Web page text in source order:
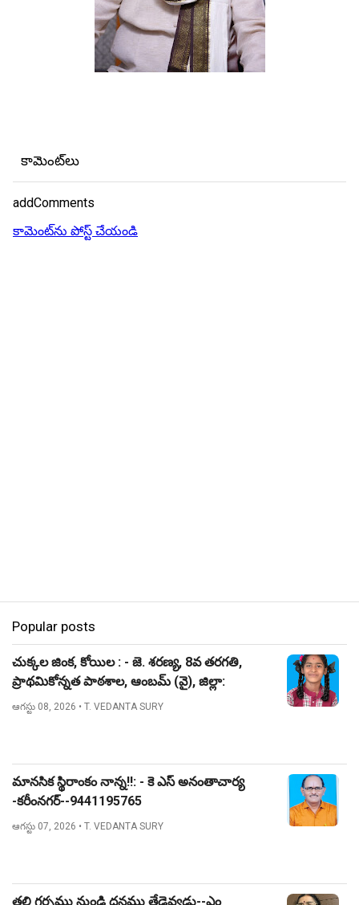
కామెంట్‌లు
addComments
కామెంట్‌ను పోస్ట్ చేయండి
Popular posts
చుక్కల జింక, కోయిల : - జె. శరణ్య, 8వ తరగతి,
ప్రాథమికోన్నత పాఠశాల, ఆంబమ్ (వై), జిల్లా:
నిజామాబాద్.
ఆగస్టు 08, 2026 • T. VEDANTA SURY
మానసిక స్థిరాంకం నాన్న!!: - కె ఎస్ అనంతాచార్య
-కరీంనగర్--9441195765
ఆగస్టు 07, 2026 • T. VEDANTA SURY
తల్లి గర్భము నుండి ధనము తేడెవ్వడు--ఎం